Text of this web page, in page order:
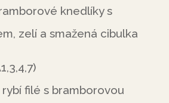
knedlíky s
zelí a smažená cibulka
rybí filé s bramborovou